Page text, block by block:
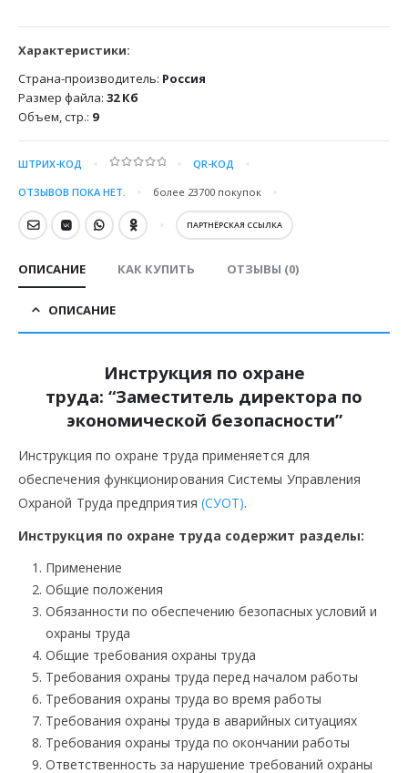
Характеристики:
Страна-производитель: Россия
Размер файла: 32 Кб
Объем, стр.: 9
ШТРИХ-КОД QR-КОД
ОТЗЫВОВ ПОКА НЕТ. более 23700 покупок
ПАРТНЁРСКАЯ ССЫЛКА
ОПИСАНИЕ КАК КУПИТЬ ОТЗЫВЫ (0)
ОПИСАНИЕ
Инструкция по охране
труда: “Заместитель директора по
экономической безопасности”
Инструкция по охране труда применяется для
обеспечения функционирования Системы Управления
Охраной Труда предприятия (СУОТ).
Инструкция по охране труда содержит разделы:
Применение
Общие положения
Обязанности по обеспечению безопасных условий и
охраны труда
Общие требования охраны труда
Требования охраны труда перед началом работы
Требования охраны труда во время работы
Требования охраны труда в аварийных ситуациях
Требования охраны труда по окончании работы
Ответственность за нарушение требований охраны